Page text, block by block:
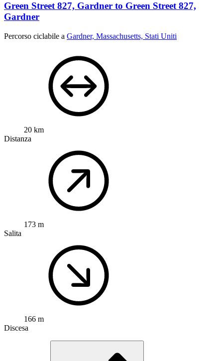
Green Street 827, Gardner to Green Street 827,
Gardner
Percorso ciclabile a Gardner, Massachusetts, Stati Uniti
20 km
Distanza
173 m
Salita
166 m
Discesa